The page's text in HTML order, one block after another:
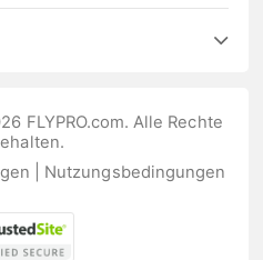
FLYPRO.com. Alle Rechte
Nutzungsbedingungen